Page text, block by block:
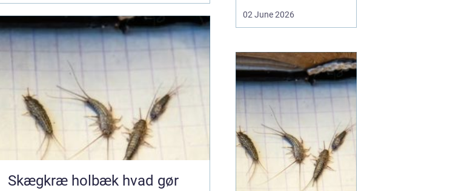
Skægkræ holbæk hvad gør
virksomhedens
omdømme hænger tæt
sammen med, hvordan
kontorer, fællesarealer
og ejendomme bliver
holdt. Når vi taler om
erhvervsrengøring købe...
02 June 2026